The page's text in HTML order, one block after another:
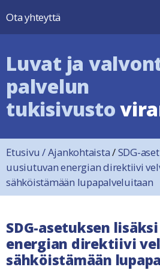
Ota yhteyttä
Luvat ja
palvelun
tukisivusto
Etusivu /Ajankohtaista/SDG-
uusiutuvan energian direktiivi
sähköistämään lupapalveluitaan
SDG-asetuksen
energian direktiivi
sähköistämään